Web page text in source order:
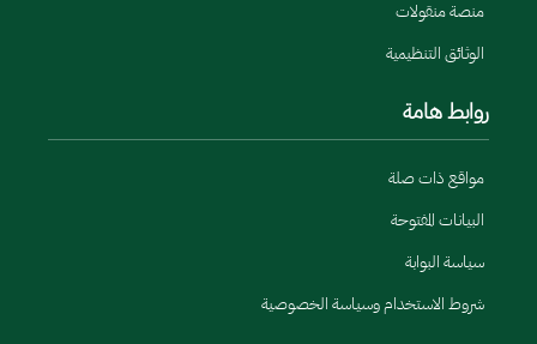
منصة منقولات
الوثائق التنظيمية
روابط هامة
مواقع ذات صلة
البيانات المفتوحة
سياسة البوابة
شروط الاستخدام وسياسة الخصوصية